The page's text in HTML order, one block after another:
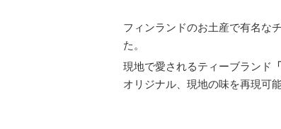
フィンランドのお土産で有名な
た。
現地で愛されるティーブランド
オリジナル、現地の味を再現可